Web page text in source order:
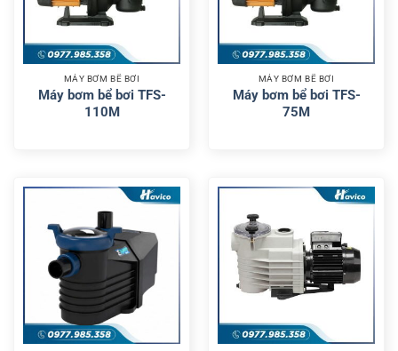
MÁY BƠM BỂ BƠI
Máy bơm bể bơi TFS-
110M
MÁY BƠM BỂ BƠI
Máy bơm bể bơi TFS-
75M